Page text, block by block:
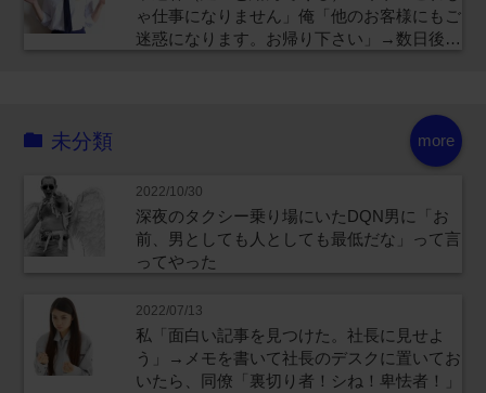
ゃ仕事になりません」俺「他のお客様にもご
迷惑になります。お帰り下さい」→数日後…
more
未分類
2022/10/30
深夜のタクシー乗り場にいたDQN男に「お
前、男としても人としても最低だな」って言
ってやった
2022/07/13
私「面白い記事を見つけた。社長に見せよ
う」→メモを書いて社長のデスクに置いてお
いたら、同僚「裏切り者！シね！卑怯者！」